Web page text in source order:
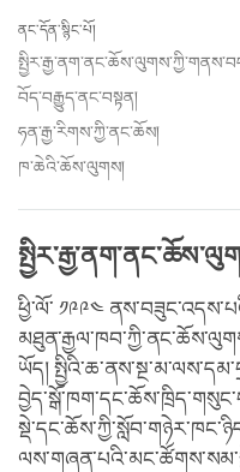
ནང་དོན་སྙིང་པོ།
བོད་བརྒྱུད་ནང་བསྟན།
ཧན་རྒྱ་རིགས་ཀྱི་ནང་ཆོས།
ཁ་ཆེའི་ཆོས་ལུགས།
ཕྱི་ལོ་ ༡༩༩༤
ཡོད།